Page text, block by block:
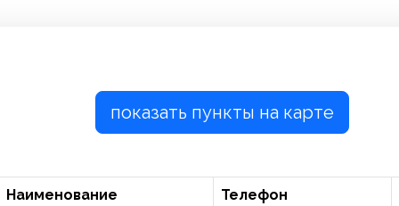
показать пункты на карте
Наименование Телефон